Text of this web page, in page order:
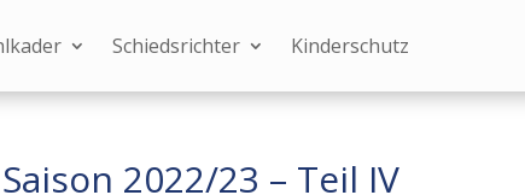
Schiedsrichter Kinderschutz
2022/23 – Teil IV